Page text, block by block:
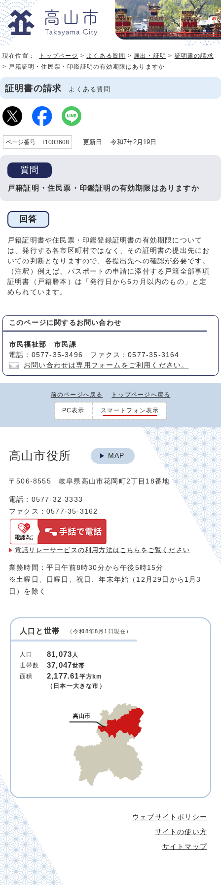
現在位置： トップページ > よくある質問 > 届出・証明 > 証明書の請求
> 戸籍証明・住民票・印鑑証明の有効期限はありますか
証明書の請求 よくある質問
ページ番号 T1003608 更新日 令和7年2月19日
質問
戸籍証明・住民票・印鑑証明の有効期限はありますか
回答
戸籍証明書や住民票・印鑑登録証明書の有効期限について
は、発行する各市区町村ではなく、その証明書の提出先にお
いての判断となりますので、各提出先への確認が必要です。
（注釈）例えば、パスポートの申請に添付する戸籍全部事項
証明書（戸籍謄本）は「発行日から6カ月以内のもの」と定
められています。
このページに関する お問い合わせ
市民福祉部 市民課
電話：0577-35-3496 ファクス：0577-35-3164
お問い合わせは専用フォームをご利用ください。
前のページへ戻る トップページへ戻る
PC表示 スマートフォン表示
高山市役所 MAP
〒506-8555 岐阜県高山市花岡町2丁目18番地
電話：0577-32-3333
ファクス：0577-35-3162
電話リレーサービスの利用方法は こちらをご覧ください
業務時間：平日午前8時30分から午後5時15分
※土曜日、日曜日、祝日、年末年始（12月29日から1月3
日）を除く
人口と世帯 （令和8年8月1日現在）
人口 81,073人
世帯数
37,047世帯
面積
2,177.61平方km
（日本一大きな市）
ウェブサイトポリシー
サイトの使い方
サイトマップ